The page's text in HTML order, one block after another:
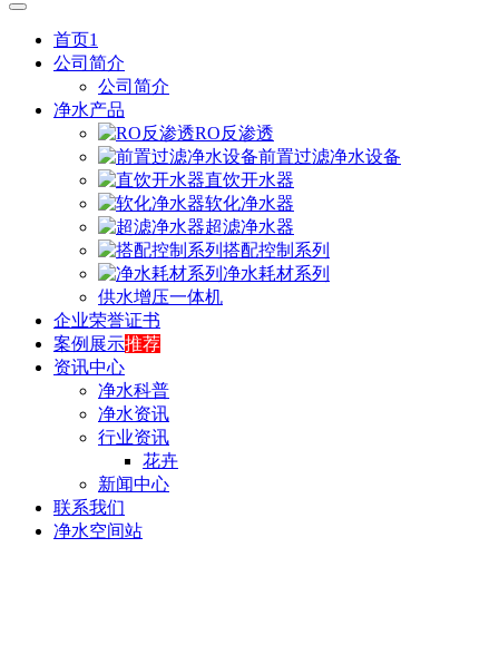
首页1
公司简介
公司简介
净水产品
RO反渗透
前置过滤净水设备
直饮开水器
软化净水器
超滤净水器
搭配控制系列
净水耗材系列
供水增压一体机
企业荣誉证书
案例展示推荐
资讯中心
净水科普
净水资讯
行业资讯
花卉
新闻中心
联系我们
净水空间站